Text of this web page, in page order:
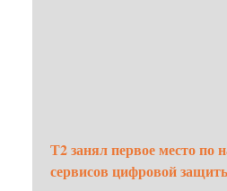
Т2 занял первое место по
сервисов цифровой